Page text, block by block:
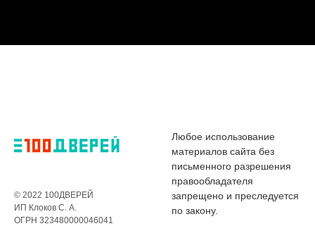
© 2022 100ДВЕРЕЙ
ИП Клоков С. А.
ОГРН 323480000046041
Любое использование
материалов сайта без
письменного разрешения
правообладателя
запрещено и преследуется
по закону.